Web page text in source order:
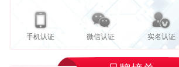
手机认证 微信认证 实名认证